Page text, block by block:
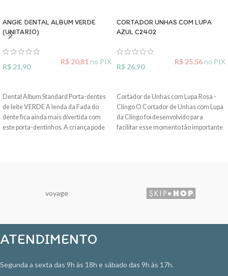
ANGIE DENTAL ALBUM VERDE
(UNITARIO)
R$ 21,90
R$ 20,81 no PIX
Dental Album Standard Porta-dentes
de leite VERDE A lenda da Fada do
dente fica ainda mais divertida com
este porta-dentinhos. A criança pode
do nosso produto mais vendido.
CORTADOR UNHAS COM LUPA
AZUL C2402
R$ 26,90
R$ 25,56no PIX
Cortador de Unhas com Lupa Rosa -
Clingo O Cortador de Unhas com Lupa
da Clingo foi desenvolvido para
facilitar esse momento tão importante
Medidas Aproximadas do Produto
(AxLxC): 3x3x9 cm - Medidas
voyage
ATENDIMENTO
Segunda a sexta das 9h às 18h e sábado das 9h às 17h.